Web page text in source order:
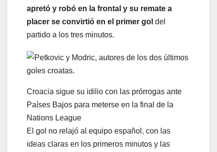
apretó y robó en la frontal y su remate a
placer se convirtió en el primer gol del
partido a los tres minutos.
Croacia sigue su idilio con las prórrogas ante
Países Bajos para meterse en la final de la
Nations League
El gol no relajó al equipo español, con las
ideas claras en los primeros minutos y las